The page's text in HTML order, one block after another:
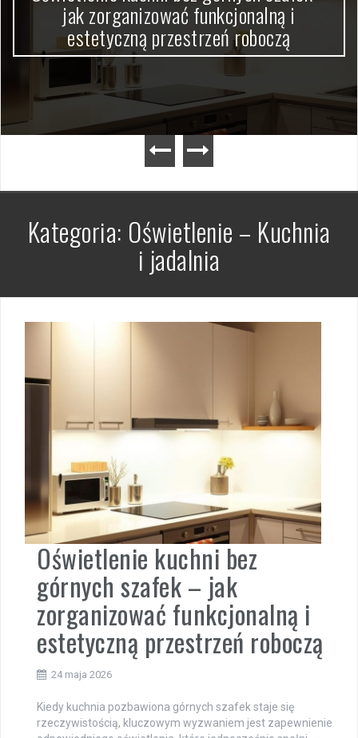
jak zorganizować funkcjonalną i
estetyczną przestrzeń roboczą
Kategoria: Oświetlenie – Kuchnia
i jadalnia
Oświetlenie kuchni bez
górnych szafek – jak
zorganizować funkcjonalną i
estetyczną przestrzeń roboczą
24 maja 2026
Kiedy kuchnia pozbawiona górnych szafek staje się
rzeczywistością, kluczowym wyzwaniem jest zapewnienie